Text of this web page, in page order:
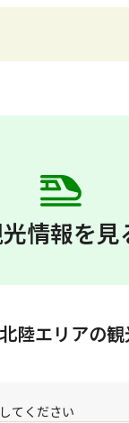
情報を見
陸エリアの
てください